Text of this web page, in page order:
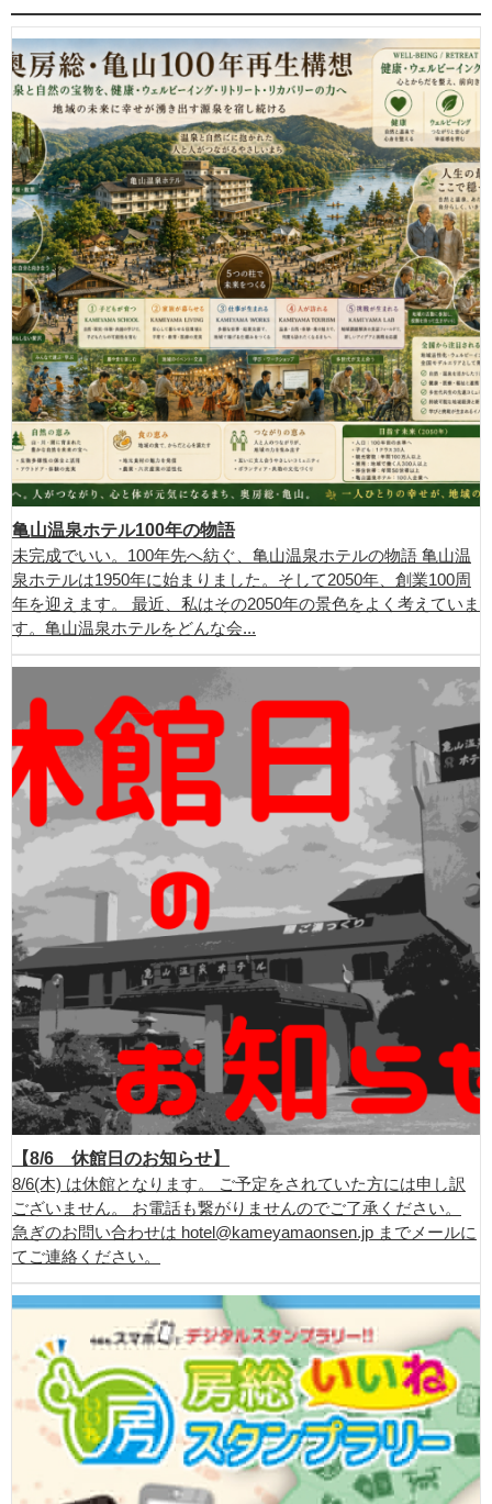
亀山温泉ホテル100年の物語
未完成でいい。100年先へ紡ぐ、亀山温泉ホテルの物語 亀山温
泉ホテルは1950年に始まりました。そして2050年、創業100周
年を迎えます。 最近、私はその2050年の景色をよく考えていま
す。亀山温泉ホテルをどんな会...
【8/6 休館日のお知らせ】
8/6(木) は休館となります。 ご予定をされていた方には申し訳
ございません。 お電話も繋がりませんのでご了承ください。
急ぎのお問い合わせは hotel@kameyamaonsen.jp までメールに
てご連絡ください。